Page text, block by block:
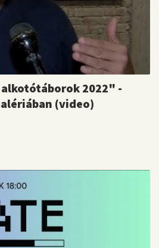
2022" -
(video)